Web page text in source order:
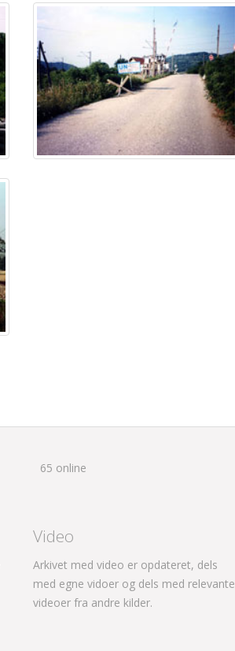
65 online
Video
Arkivet med video er opdateret, dels
med egne vidoer og dels med relevante
videoer fra andre kilder.